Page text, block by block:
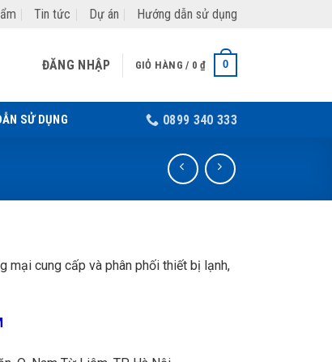
Tin tức Dự án Hướng dẫn sử dụng
ĐĂNG NHẬP GIỎ HÀNG / 0₫ 0
SỬ DỤNG 0899 340 333
mại cung cấp và phân phối thiết bị lạnh,